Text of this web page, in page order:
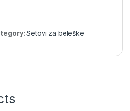
Setovi za beleške